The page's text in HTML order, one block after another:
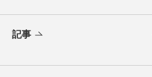
記事